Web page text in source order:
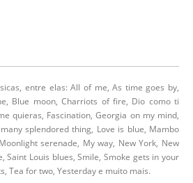
entre elas: All of me, As time goes by,
Blue moon, Charriots of fire, Dio como ti
quieras, Fascination, Georgia on my mind,
splendored thing, Love is blue, Mambo
serenade, My way, New York, New
Saint Louis blues, Smile, Smoke gets in your
Tea for two, Yesterday e muito mais.